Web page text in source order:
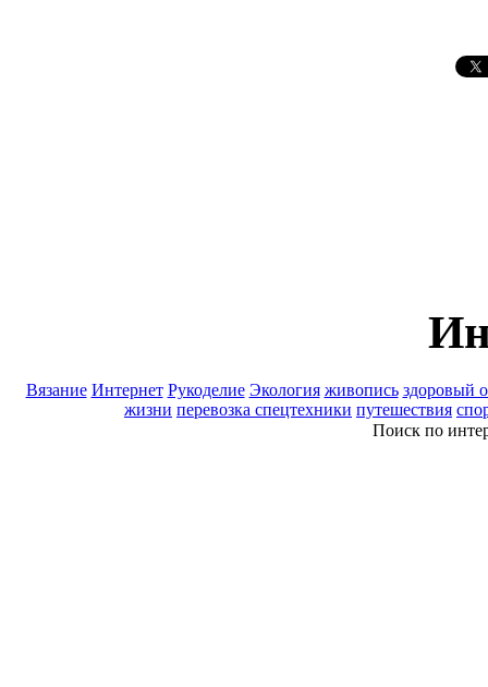
Вязание Интернет Рукоделие Экология живопись здоровый
жизни перевозка спецтехники путешествия
Поиск по